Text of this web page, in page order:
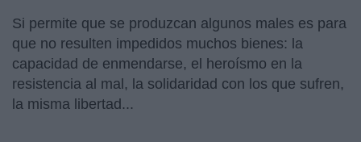
Si permite que se produzcan algunos males es para
que no resulten impedidos muchos bienes: la
capacidad de enmendarse, el heroísmo en la
resistencia al mal, la solidaridad con los que sufren,
la misma libertad...